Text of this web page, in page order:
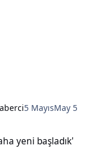
5 MayısMay 5
yeni başladık'